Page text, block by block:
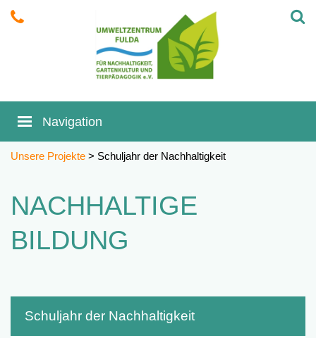
Unsere Projekte > Schuljahr der Nachhaltigkeit
NACHHALTIGE
BILDUNG
Schuljahr der Nachhaltigkeit